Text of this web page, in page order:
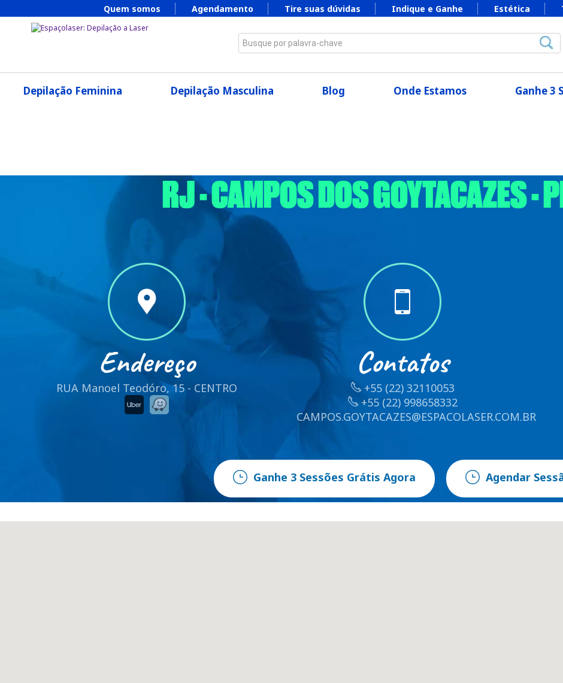
Quem somos Agendamento Tire suas dúvidas Indique e Ganhe Estética
Busque por palavra-chave
Depilação Feminina Depilação Masculina Blog Onde Estamos Ganhe 3
RJ - CAMPOS DOS GOYTACAZES -
Endereço
RUA Manoel Teodóro, 15 - CENTRO
Contatos
+55 (22) 32110053
+55 (22) 998658332
CAMPOS.GOYTACAZES@ESPACOLASER.COM.BR
Ganhe 3 Sessões Grátis Agora Agendar